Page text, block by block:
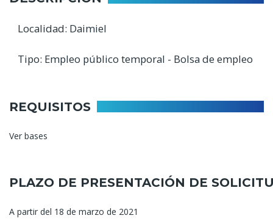
Localidad: Daimiel
Tipo: Empleo público temporal - Bolsa de empleo
REQUISITOS
Ver bases
PLAZO DE PRESENTACIÓN DE
A partir del 18 de marzo de 2021